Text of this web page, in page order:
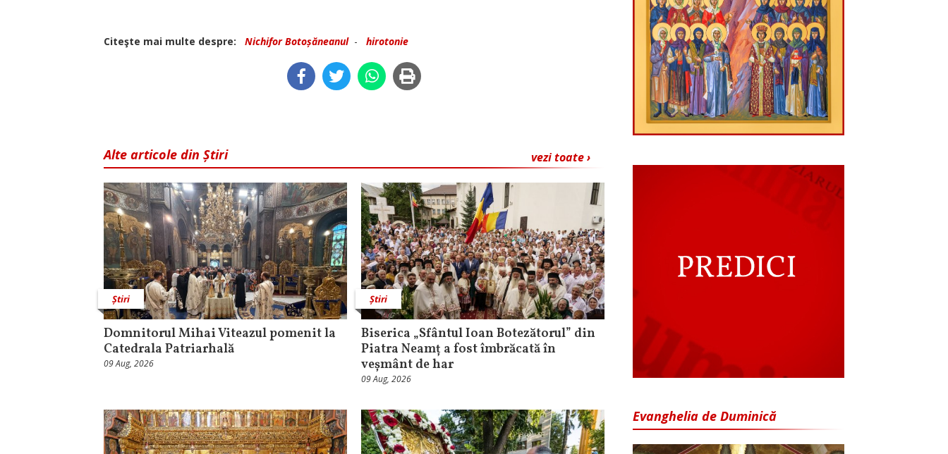
Citeşte mai multe despre: Nichifor Botoșăneanul- hirotonie
vezi toate ›
Alte articole din Știri
Știri
Domnitorul Mihai Viteazul pomenit la
Catedrala Patriarhală
09 Aug, 2026
Știri
Biserica „Sfântul Ioan Botezătorul” din
Piatra Neamț a fost îmbrăcată în
veșmânt de har
09 Aug, 2026
Evanghelia de Duminică